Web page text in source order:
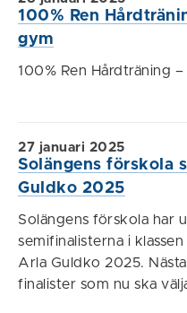
100% Ren
gym
100% Ren Hårdträning
Solängens förskola
Guldko 2025
27 januari 2025
Solängens förskola har
semifinalisterna i
Arla Guldko 2025.
finalister som nu ska